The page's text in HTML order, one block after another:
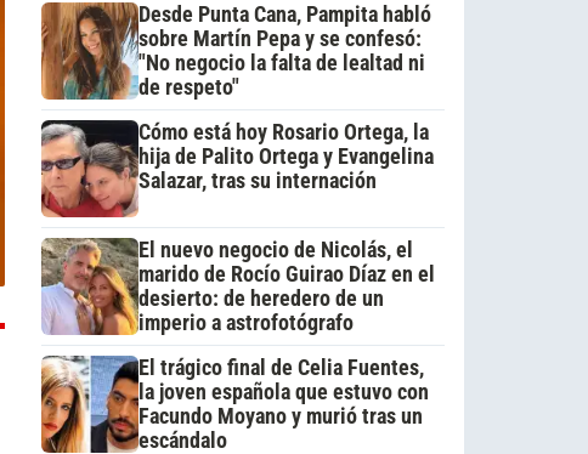
Desde Punta Cana, Pampita habló
sobre Martín Pepa y se confesó:
"No negocio la falta de lealtad ni
de respeto"
Cómo está hoy Rosario Ortega, la
hija de Palito Ortega y Evangelina
Salazar, tras su internación
El nuevo negocio de Nicolás, el
marido de Rocío Guirao Díaz en el
desierto: de heredero de un
imperio a astrofotógrafo
El trágico final de Celia Fuentes,
la joven española que estuvo con
Facundo Moyano y murió tras un
escándalo